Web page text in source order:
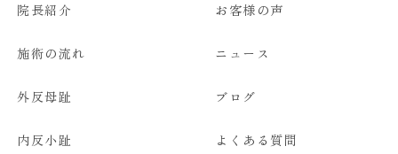
院長紹介
施術の流れ
外反母趾
内反小趾
お客様の声
ニュース
ブログ
よくある質問